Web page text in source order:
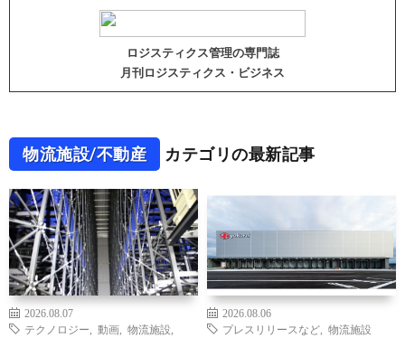
ロジスティクス管理の専門誌
月刊ロジスティクス・ビジネス
物流施設/不動産 カテゴリの最新記事
2026.08.07
テクノロジー
動画 物流施設
2026.08.06
プレスリリースなど
物流施設